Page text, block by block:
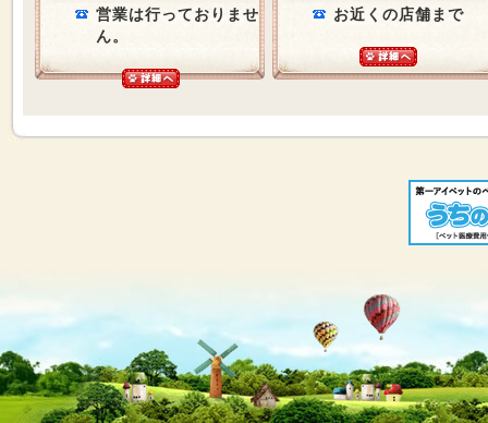
営業は行っておりませ
ん。
お近くの店舗まで